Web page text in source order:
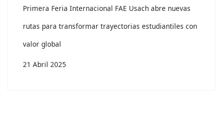
Primera Feria Internacional FAE Usach abre nuevas
rutas para transformar trayectorias estudiantiles con
valor global
21 Abril 2025